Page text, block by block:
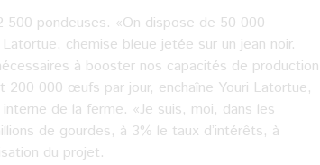
500 pondeuses. «On dispose de 50 000
chemise bleue jetée sur un jean noir.
à booster nos capacités de
000 œufs par jour, enchaîne Youri Latortue,
de la ferme. «Je suis, moi, dans les
de gourdes, à 3% le taux d’intérêts, à
du projet.